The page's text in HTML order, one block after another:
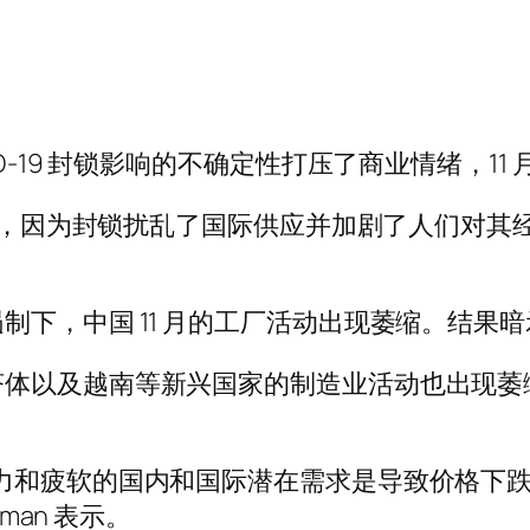
封锁影响的不确定性打压了商业情绪，11
因为封锁扰乱了国际供应并加剧了人们对
下，中国 11 月的工厂活动出现萎缩。结果
以及越南等新兴国家的制造业活动也出现
疲软的国内和国际潜在需求是导致价格下
表示。